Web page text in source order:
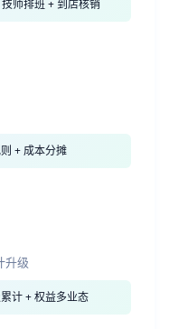
师排班 + 到店核销
+ 成本分摊
升级
计 + 权益多业态